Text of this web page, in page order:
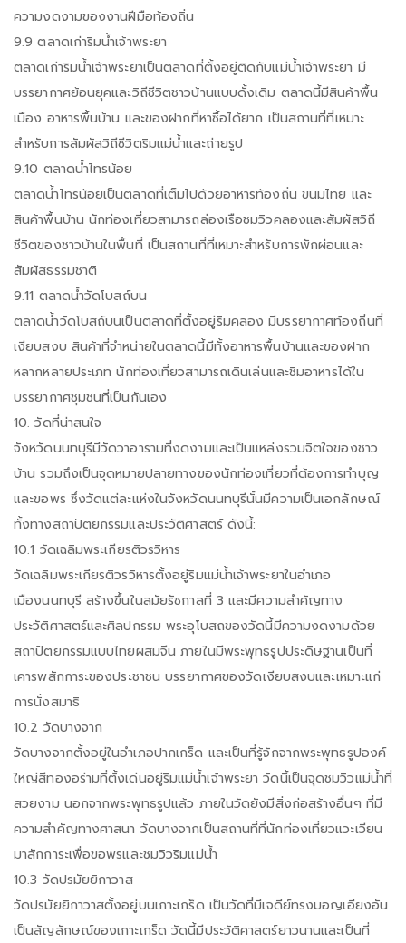
ความงดงามของงานฝีมือท้องถิ่น
9.9 ตลาดเก่าริมน้ำเจ้าพระยา
ตลาดเก่าริมน้ำเจ้าพระยาเป็นตลาดที่ตั้งอยู่ติดกับแม่น้ำเจ้าพระยา มี
บรรยากาศย้อนยุคและวิถีชีวิตชาวบ้านแบบดั้งเดิม ตลาดนี้มีสินค้าพื้น
เมือง อาหารพื้นบ้าน และของฝากที่หาซื้อได้ยาก เป็นสถานที่ที่เหมาะ
สำหรับการสัมผัสวิถีชีวิตริมแม่น้ำและถ่ายรูป
9.10 ตลาดน้ำไทรน้อย
ตลาดน้ำไทรน้อยเป็นตลาดที่เต็มไปด้วยอาหารท้องถิ่น ขนมไทย และ
สินค้าพื้นบ้าน นักท่องเที่ยวสามารถล่องเรือชมวิวคลองและสัมผัสวิถี
ชีวิตของชาวบ้านในพื้นที่ เป็นสถานที่ที่เหมาะสำหรับการพักผ่อนและ
สัมผัสธรรมชาติ
9.11 ตลาดน้ำวัดโบสถ์บน
ตลาดน้ำวัดโบสถ์บนเป็นตลาดที่ตั้งอยู่ริมคลอง มีบรรยากาศท้องถิ่นที่
เงียบสงบ สินค้าที่จำหน่ายในตลาดนี้มีทั้งอาหารพื้นบ้านและของฝาก
หลากหลายประเภท นักท่องเที่ยวสามารถเดินเล่นและชิมอาหารได้ใน
บรรยากาศชุมชนที่เป็นกันเอง
10. วัดที่น่าสนใจ
จังหวัดนนทบุรีมีวัดวาอารามที่งดงามและเป็นแหล่งรวมจิตใจของชาว
บ้าน รวมถึงเป็นจุดหมายปลายทางของนักท่องเที่ยวที่ต้องการทำบุญ
และขอพร ซึ่งวัดแต่ละแห่งในจังหวัดนนทบุรีนั้นมีความเป็นเอกลักษณ์
ทั้งทางสถาปัตยกรรมและประวัติศาสตร์ ดังนี้:
10.1 วัดเฉลิมพระเกียรติวรวิหาร
วัดเฉลิมพระเกียรติวรวิหารตั้งอยู่ริมแม่น้ำเจ้าพระยาในอำเภอ
เมืองนนทบุรี สร้างขึ้นในสมัยรัชกาลที่ 3 และมีความสำคัญทาง
ประวัติศาสตร์และศิลปกรรม พระอุโบสถของวัดนี้มีความงดงามด้วย
สถาปัตยกรรมแบบไทยผสมจีน ภายในมีพระพุทธรูปประดิษฐานเป็นที่
เคารพสักการะของประชาชน บรรยากาศของวัดเงียบสงบและเหมาะแก่
การนั่งสมาธิ
10.2 วัดบางจาก
วัดบางจากตั้งอยู่ในอำเภอปากเกร็ด และเป็นที่รู้จักจากพระพุทธรูปองค์
ใหญ่สีทองอร่ามที่ตั้งเด่นอยู่ริมแม่น้ำเจ้าพระยา วัดนี้เป็นจุดชมวิวแม่น้ำที่
สวยงาม นอกจากพระพุทธรูปแล้ว ภายในวัดยังมีสิ่งก่อสร้างอื่นๆ ที่มี
ความสำคัญทางศาสนา วัดบางจากเป็นสถานที่ที่นักท่องเที่ยวแวะเวียน
มาสักการะเพื่อขอพรและชมวิวริมแม่น้ำ
10.3 วัดปรมัยยิกาวาส
วัดปรมัยยิกาวาสตั้งอยู่บนเกาะเกร็ด เป็นวัดที่มีเจดีย์ทรงมอญเอียงอัน
เป็นสัญลักษณ์ของเกาะเกร็ด วัดนี้มีประวัติศาสตร์ยาวนานและเป็นที่